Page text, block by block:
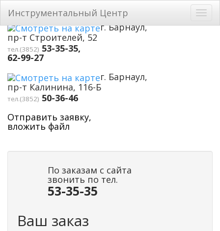
Инструментальный Центр
г. Барнаул,
пр-т Строителей, 52
тел.(3852) 53-35-35,
62-99-27
г. Барнаул,
пр-т Калинина, 116-Б
тел.(3852) 50-36-46
Отправить заявку,
вложить файл
По заказам с сайта
звонить по тел.
53-35-35
Ваш заказ